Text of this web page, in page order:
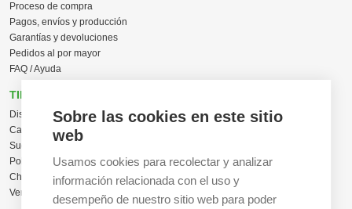
Sobre las cookies en este sitio
web
Usamos cookies para recolectar y analizar
información relacionada con el uso y
desempeño de nuestro sitio web para poder
Proceso de compra
Pagos, envíos y producción
Garantías y devoluciones
Pedidos al por mayor
FAQ / Ayuda
TIENDA ONLINE
Diseña en línea ahora
Camisetas personalizadas
Sudaderas personalizadas
Polos personalizados
Chaquetas Softshell
Ver todas las categorías